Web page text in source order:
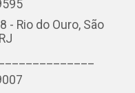
- Rio do Ouro, São